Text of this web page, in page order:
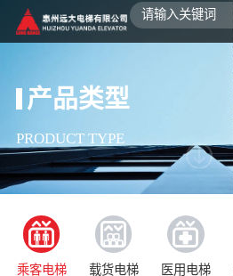
产品类型
PRODUCT TYPE
乘客电梯 载货电梯 医用电梯